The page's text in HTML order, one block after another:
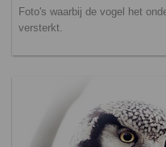
Foto's waarbij de vogel het
versterkt.